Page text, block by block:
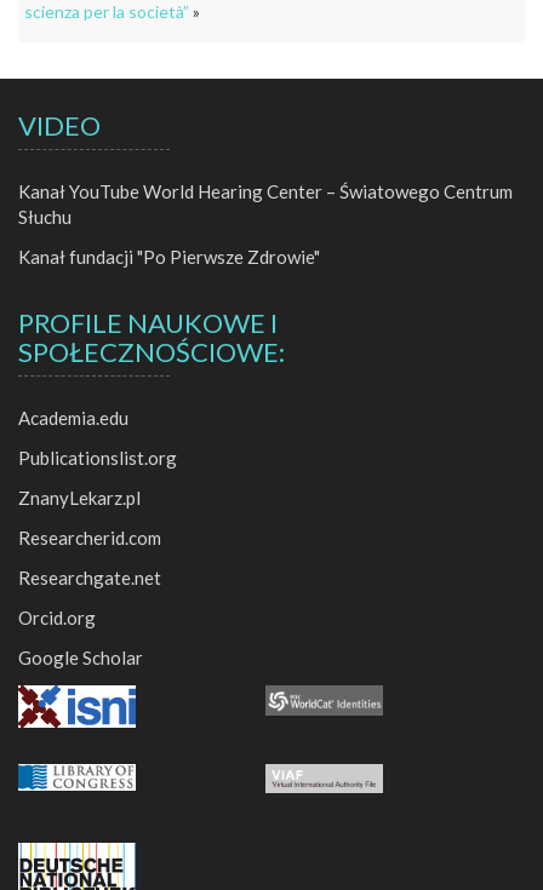
scienza per la società” »
VIDEO
Kanał YouTube World Hearing Center – Światowego Centrum
Słuchu
Kanał fundacji "Po Pierwsze Zdrowie"
PROFILE NAUKOWE I
SPOŁECZNOŚCIOWE:
Academia.edu
Publicationslist.org
ZnanyLekarz.pl
Researcherid.com
Researchgate.net
Orcid.org
Google Scholar